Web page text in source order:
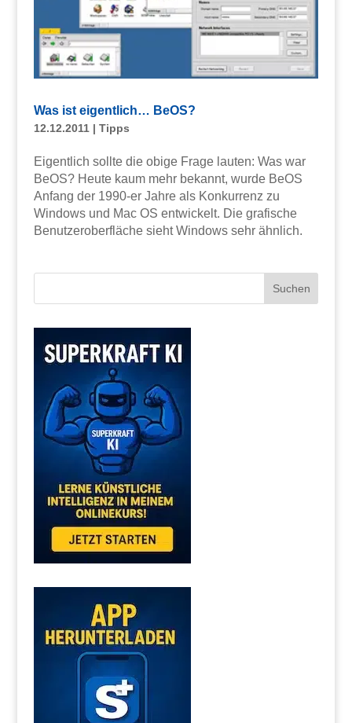
Was ist eigentlich… BeOS?
12.12.2011| Tipps
Eigentlich sollte die obige Frage lauten: Was war
BeOS? Heute kaum mehr bekannt, wurde BeOS
Anfang der 1990-er Jahre als Konkurrenz zu
Windows und Mac OS entwickelt. Die grafische
Benutzeroberfläche sieht Windows sehr ähnlich.